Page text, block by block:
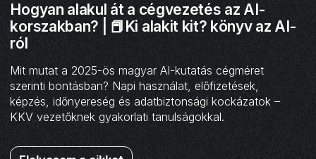
Hogyan alakul át a cégvezetés az AI-
korszakban? | 📕Ki alakit kit? könyv az AI-
ról
Mit mutat a 2025-ös magyar AI-kutatás cégméret
szerinti bontásban? Napi használat, előfizetések,
képzés, időnyereség és adatbiztonsági kockázatok –
KKV vezetőknek gyakorlati tanulságokkal.